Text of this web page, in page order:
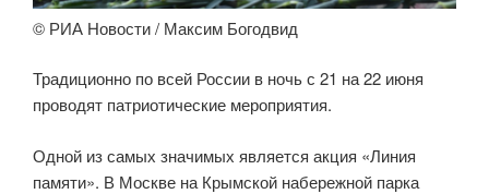
© РИА Новости / Максим Богодвид
Традиционно по всей России в ночь с 21 на 22 июня
проводят патриотические мероприятия.
Одной из самых значимых является акция «Линия
памяти». В Москве на Крымской набережной парка